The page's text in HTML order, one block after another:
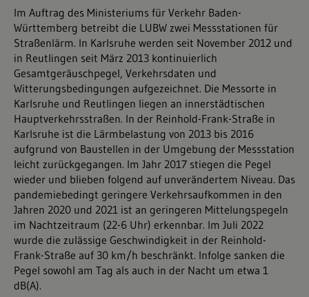
Im Auftrag des Ministeriums für Verkehr Baden-
Württemberg betreibt die LUBW zwei Messstationen für
Straßenlärm. In Karlsruhe werden seit November 2012 und
in Reutlingen seit März 2013 kontinuierlich
Gesamtgeräuschpegel, Verkehrsdaten und
Witterungsbedingungen aufgezeichnet. Die Messorte in
Karlsruhe und Reutlingen liegen an innerstädtischen
Hauptverkehrsstraßen. In der Reinhold-Frank-Straße in
Karlsruhe ist die Lärmbelastung von 2013 bis 2016
aufgrund von Baustellen in der Umgebung der Messstation
leicht zurückgegangen. Im Jahr 2017 stiegen die Pegel
wieder und blieben folgend auf unverändertem Niveau. Das
pandemiebedingt geringere Verkehrsaufkommen in den
Jahren 2020 und 2021 ist an geringeren Mittelungspegeln
im Nachtzeitraum (22-6 Uhr) erkennbar. Im Juli 2022
wurde die zulässige Geschwindigkeit in der Reinhold-
Frank-Straße auf 30 km/h beschränkt. Infolge sanken die
Pegel sowohl am Tag als auch in der Nacht um etwa 1
dB(A).